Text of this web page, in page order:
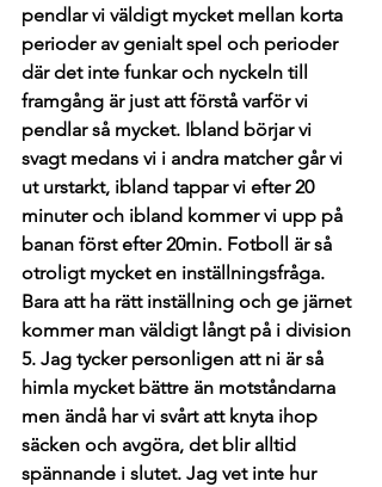
pendlar vi väldigt mycket mellan korta
perioder av genialt spel och perioder
där det inte funkar och nyckeln till
framgång är just att förstå varför vi
pendlar så mycket. Ibland börjar vi
svagt medans vi i andra matcher går vi
ut urstarkt, ibland tappar vi efter 20
minuter och ibland kommer vi upp på
banan först efter 20min. Fotboll är så
otroligt mycket en inställningsfråga.
Bara att ha rätt inställning och ge järnet
kommer man väldigt långt på i division
5. Jag tycker personligen att ni är så
himla mycket bättre än motståndarna
men ändå har vi svårt att knyta ihop
säcken och avgöra, det blir alltid
spännande i slutet. Jag vet inte hur